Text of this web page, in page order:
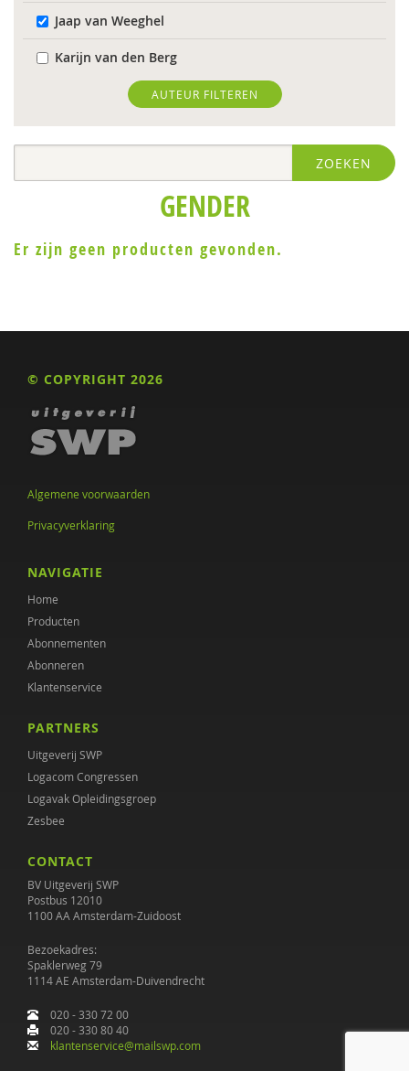
Jaap van Weeghel
Karijn van den Berg
AUTEUR FILTEREN
ZOEKEN
GENDER
Er zijn geen producten gevonden.
© COPYRIGHT 2026
Algemene voorwaarden
Privacyverklaring
NAVIGATIE
Home
Producten
Abonnementen
Abonneren
Klantenservice
PARTNERS
Uitgeverij SWP
Logacom Congressen
Logavak Opleidingsgroep
Zesbee
CONTACT
BV Uitgeverij SWP
Postbus 12010
1100 AA Amsterdam-Zuidoost
Bezoekadres:
Spaklerweg 79
1114 AE Amsterdam-Duivendrecht
020 - 330 72 00
020 - 330 80 40
klantenservice@mailswp.com